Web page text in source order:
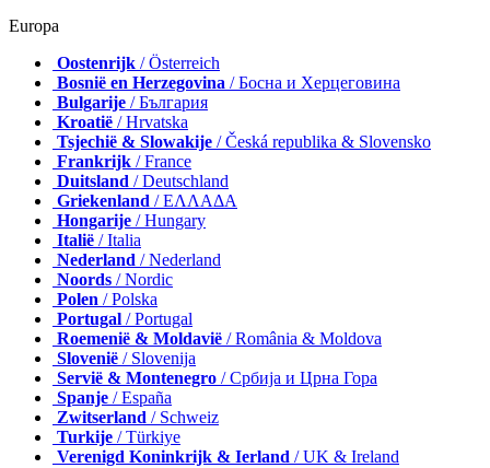
Europa
Oostenrijk / Österreich
Bosnië en Herzegovina / Босна и Херцеговина
Bulgarije / България
Kroatië / Hrvatska
Tsjechië & Slowakije / Česká republika & Slovensko
Frankrijk / France
Duitsland / Deutschland
Griekenland / ΕΛΛΑΔΑ
Hongarije / Hungary
Italië / Italia
Nederland / Nederland
Noords / Nordic
Polen / Polska
Portugal / Portugal
Roemenië & Moldavië / România & Moldova
Slovenië / Slovenija
Servië & Montenegro / Србија и Црна Гора
Spanje / España
Zwitserland / Schweiz
Turkije / Türkiye
Verenigd Koninkrijk & Ierland / UK & Ireland